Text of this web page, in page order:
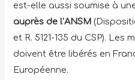
est-elle aussi soumise à
auprès de l’ANSM
et R. 5121-135 du CSP).
doivent être libérés en
Européenne.